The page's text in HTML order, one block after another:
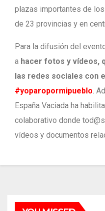
plazas importantes de
de 23 provincias y en
Para la difusión del
a hacer fotos y vídeos,
las redes sociales con
#yoparopormipueblo.
España Vaciada ha
colaborativo donde
vídeos y documentos